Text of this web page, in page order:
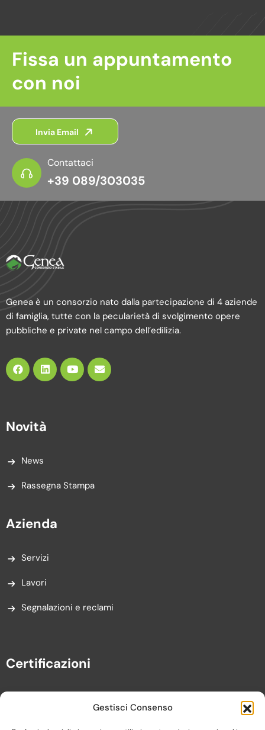
Gestisci Consenso
Fissa un appuntamento
con noi
Invia Email
Contattaci
+39 089/303035
Genea è un consorzio nato dalla partecipazione di 4 aziende
di famiglia, tutte con la pecularietà di svolgimento opere
pubbliche e private nel campo dell’edilizia.
Novità
News
Rassegna Stampa
Azienda
Servizi
Lavori
Segnalazioni e reclami
Certificazioni